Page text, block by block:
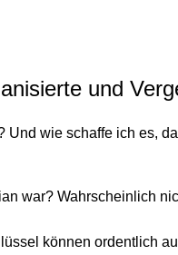
und
wie schaffe ich es,
war? Wahrscheinlich
können ordentlich